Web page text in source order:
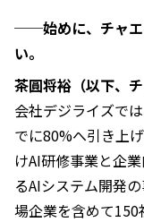
──始めに、チャエ
い。
茶圓将裕（以下、
会社デジライズで
でに80%へ引き上
けAI研修事業と企
るAIシステム開発
場企業を含めて